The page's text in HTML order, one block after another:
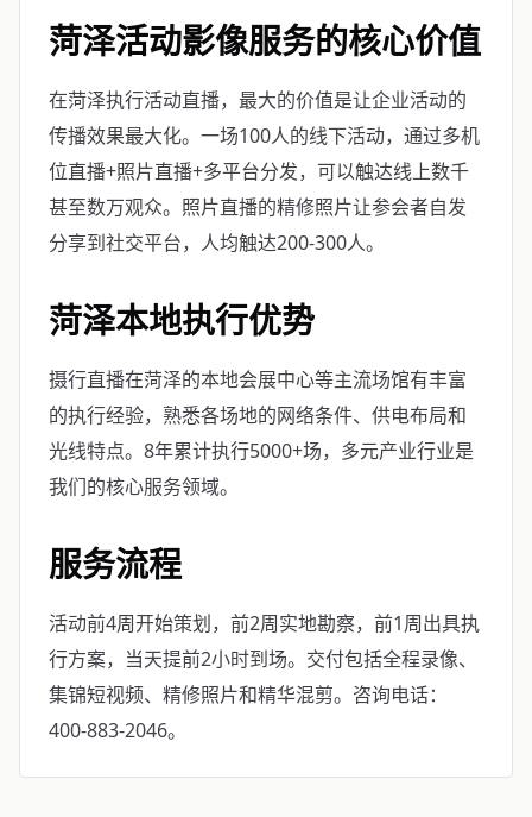
菏泽活动影像服务的核心价值
在菏泽执行活动直播，最大的价值是让企业活动的
传播效果最大化。一场100人的线下活动，通过多机
位直播+照片直播+多平台分发，可以触达线上数千
甚至数万观众。照片直播的精修照片让参会者自发
分享到社交平台，人均触达200-300人。
菏泽本地执行优势
摄行直播在菏泽的本地会展中心等主流场馆有丰富
的执行经验，熟悉各场地的网络条件、供电布局和
光线特点。8年累计执行5000+场，多元产业行业是
我们的核心服务领域。
服务流程
活动前4周开始策划，前2周实地勘察，前1周出具执
行方案，当天提前2小时到场。交付包括全程录像、
集锦短视频、精修照片和精华混剪。咨询电话：
400-883-2046。